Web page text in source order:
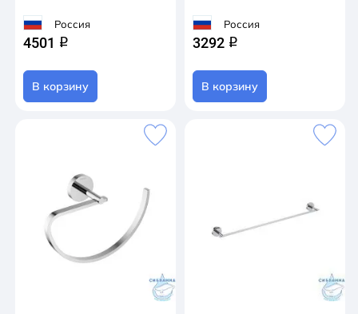
Россия
4501 q
В корзину
Россия
3292 q
В корзину